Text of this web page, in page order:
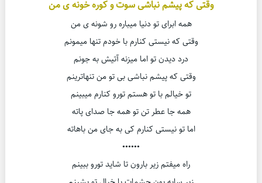
وقتی که پیشم نباشی سوت و کوره خونه ی من
همه ابرای تو دنیا میباره رو شونه ی من
وقتی که نیستی کنارم با خودم تنها میمونم
درد دیدن تو اما میزنه آتیش به جونم
وقتی که پیشم نباشی بی تو من تنهاترینم
تو خیالم با تو هستم تورو کنارم میبینم
همه جا عطر تن تو همه جا صدای پاته
اما تو نیستی کنارم کی به جای من باهاته
••••••
راه میفتم زیر بارون تا شاید تورو ببینم